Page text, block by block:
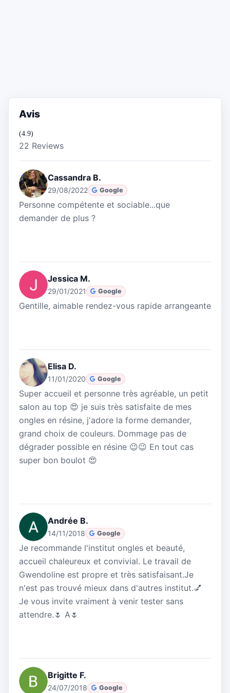
Avis
(4.9)
22 Reviews
Cassandra B.
29/08/2022 Google
Personne compétente et sociable...que
demander de plus ?
Jessica M.
29/01/2021 Google
Gentille, aimable rendez-vous rapide arrangeante
Elisa D.
11/01/2020 Google
Super accueil et personne très agréable, un petit
salon au top 😍 je suis très satisfaite de mes
ongles en résine, j'adore la forme demander,
grand choix de couleurs. Dommage pas de
dégrader possible en résine 😉😉 En tout cas
super bon boulot 😍
Andrée B.
14/11/2018 Google
Je recommande l'institut ongles et beauté,
accueil chaleureux et convivial. Le travail de
Gwendoline est propre et très satisfaisant.Je
n'est pas trouvé mieux dans d'autres institut.💅
Je vous invite vraiment à venir tester sans
attendre.🌷 A🌷
Brigitte F.
24/07/2018 Google